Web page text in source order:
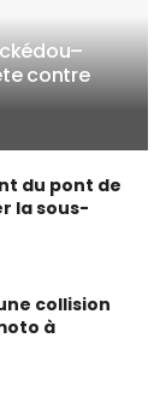
contre
du pont de
la sous-
collision
à